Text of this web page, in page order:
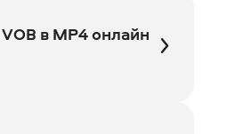
в MP4 онлайн